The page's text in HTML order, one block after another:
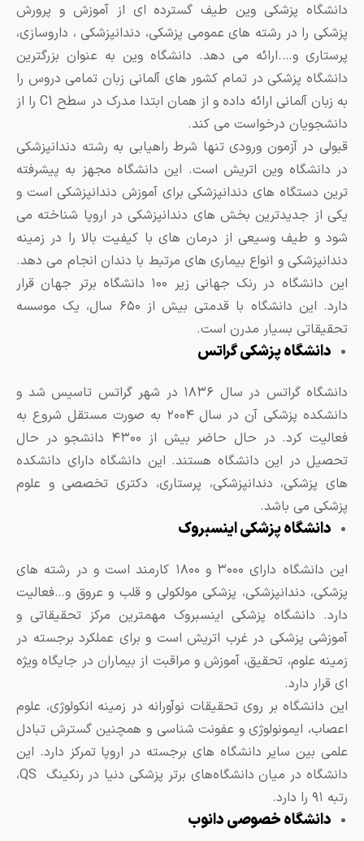
پزشکی وین طیف گسترده ای از آموزش و پرورش
را در رشته های عمومی پزشکی، دندانپزشکی ، داروسازی،
و….ارائه می دهد. دانشگاه وین به عنوان بزرگترین
پزشکی در تمام کشور های آلمانی ‌زبان تمامی دروس را
به زبان آلمانی ارائه داده و از همان ابتدا مدرک در سطح C1 را از
درخواست می کند.
در آزمون ورودی تنها شرط راهیابی به رشته دندانپزشکی
دانشگاه وین اتریش است. این دانشگاه مجهز به پیشرفته
دستگاه های دندانپزشکی برای آموزش دندانپزشکی است و
از جدیدترین بخش های دندانپزشکی در اروپا شناخته می
و طیف وسیعی از درمان های با کیفیت بالا را در زمینه
و انواع بیماری های مرتبط با دندان انجام می دهد.
این دانشگاه در رنک جهانی زیر ۱۰۰ دانشگاه برتر جهان قرار
دارد. این دانشگاه با قدمتی بیش از ۶۵۰ سال، یک موسسه
بسیار مدرن است.
دانشگاه پزشکی گراتس
دانشگاه گراتس در سال ۱۸۳۶ در شهر گراتس تاسیس شد و
دانشکده پزشکی آن در سال ۲۰۰۴ به صورت مستقل شروع به
فعالیت کرد. در حال حاضر بیش از ۴۳۰۰ دانشجو در حال
در این دانشگاه هستند. این دانشگاه دارای دانشکده
پزشکی، دندانپزشکی، پرستاری، دکتری تخصصی و علوم
می باشد.
دانشگاه پزشکی اینسبروک
این دانشگاه دارای ۳۰۰۰ و ۱۸۰۰ کارمند است و در رشته های
دندانپزشکی، پزشکی مولکولی و قلب و عروق و…فعالیت
دانشگاه پزشکی اینسبروک مهمترین مرکز تحقیقاتی و
پزشکی در غرب اتریش است و برای عملکرد برجسته در
علوم، تحقیق، آموزش و مراقبت از بیماران در جایگاه ویژه
قرار دارد.
دانشگاه بر روی تحقیقات نوآورانه در زمینه انکولوژی، علوم
ایمونولوژی و عفونت شناسی و همچنین گسترش تبادل
بین سایر دانشگاه های برجسته در اروپا تمرکز دارد. این
را دارد.
دانشگاه خصوصی دانوب